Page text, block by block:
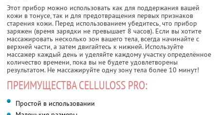
Этот прибор можно использовать как для поддержания вашей
кожи в тонусе, так и для предотвращения первых признаков
старения кожи. Перед использованием убедитесь, что прибор
заряжен (время зарядки не превышает 8 часов). Если вы хотите
массажировать несколько зон вашего тела, всегда начинайте с
верхней части, а затем двигайтесь к нижней. Используйте
массажер каждый день и уделяйте каждому участку определённое
количество времени, пока вы не будете удовлетворены
результатом. Не массажируйте одну зону тела более 10 минут!
ПРЕИМУЩЕСТВА CELLULOSS PRO:
Простой в использовании